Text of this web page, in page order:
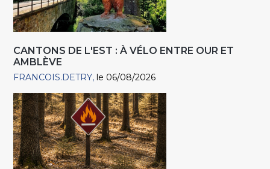
CANTONS DE L'EST : À VÉLO ENTRE OUR ET
AMBLÈVE
FRANCOIS.DETRY le 06/08/2026